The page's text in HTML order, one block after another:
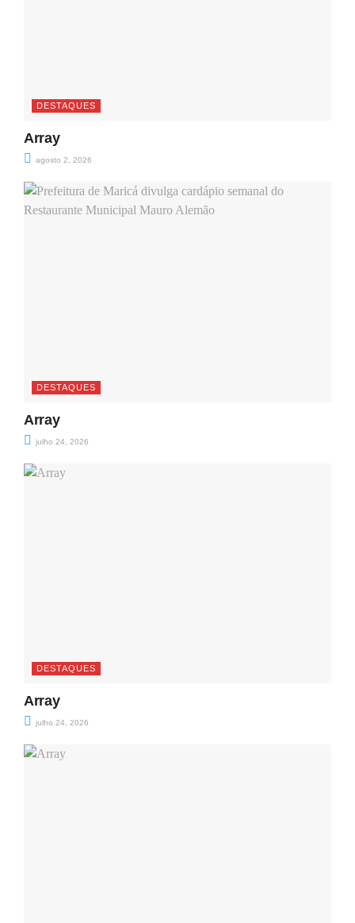
DESTAQUES
Array
agosto 2, 2026
DESTAQUES
Array
julho 24, 2026
DESTAQUES
Array
julho 24, 2026